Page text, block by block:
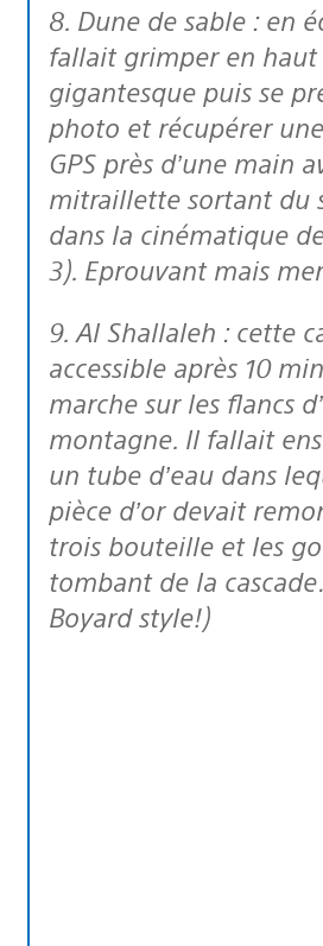
8. Dune de sable : en équipe, il
fallait grimper en haut
gigantesque puis se
photo et récupérer
GPS près d’une main
mitraillette sortant du
dans la cinématique
3). Eprouvant mais
9. Al Shallaleh : cette cascade était
accessible après 10
marche sur les flancs
montagne. Il fallait
un tube d’eau dans
pièce d’or devait
trois bouteille et les
tombant de la
Boyard style!)